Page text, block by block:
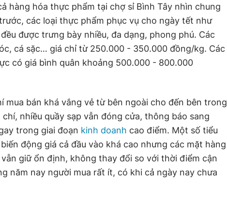
hàng hóa thực phẩm tại chợ sỉ Bình Tây nhìn chung
các loại thực phẩm phục vụ cho ngày tết như
được trưng bày nhiều, đa dạng, phong phú. Các
cá sặc… giá chỉ từ 250.000 - 350.000 đồng/kg. Các
có giá bình quân khoảng 500.000 - 800.000
mua bán khá vắng vẻ từ bên ngoài cho đến bên trong
nhiều quầy sạp vẫn đóng cửa, thông báo sang
trong giai đoạn kinh doanh cao điểm. Một số tiểu
động giá cả đầu vào khá cao nhưng các mặt hàng
giữ ổn định, không thay đổi so với thời điểm cận
năm nay người mua rất ít, có khi cả ngày nay chưa